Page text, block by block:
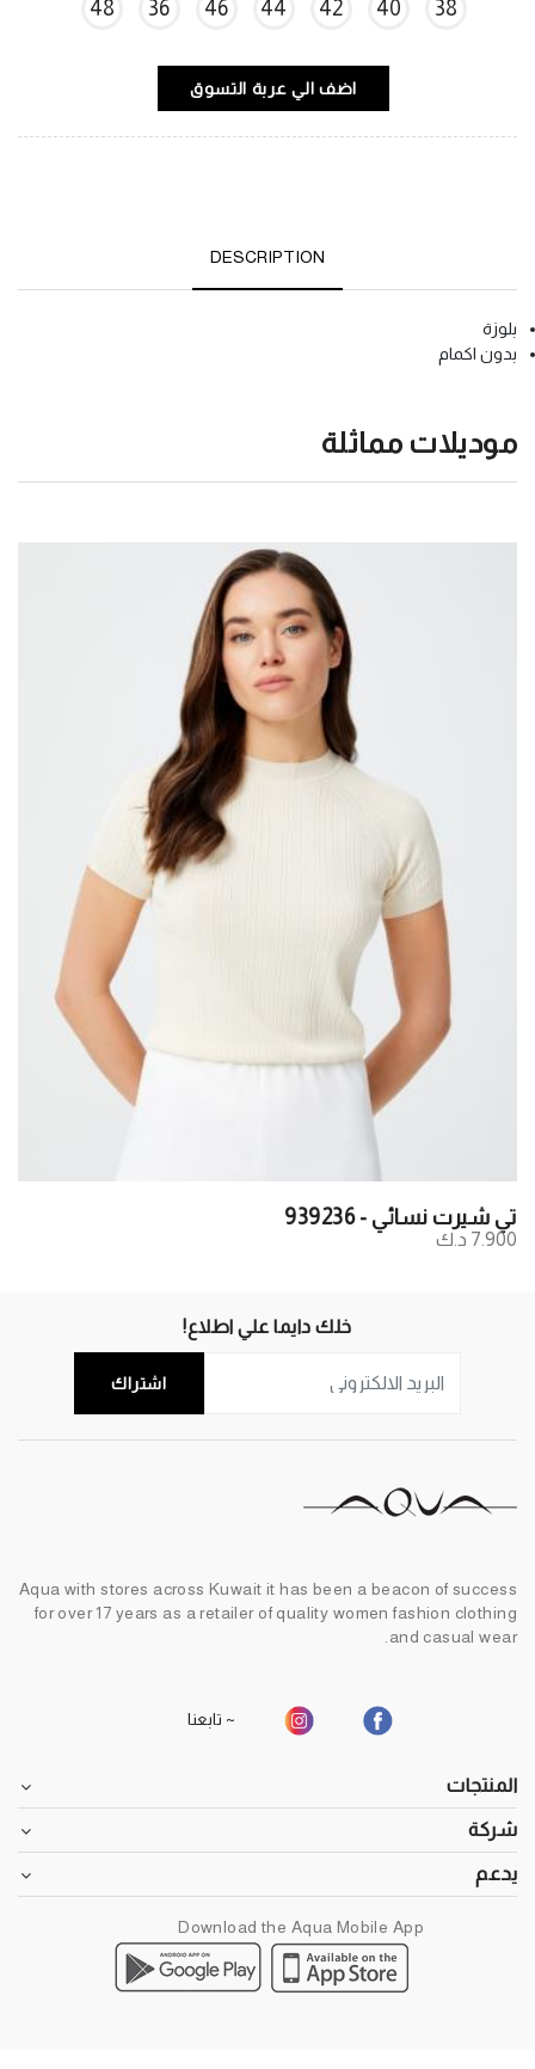
38
40
42
44
46
36
48
اضف الي عربة التسوق
DESCRIPTION
بلوزة
بدون اكمام
موديلات مماثلة
تي شيرت نسائي - 939236
7.900 د.ك
خلك دايما علي اطلاع!
اشتراك
Aqua with stores across Kuwait it has been a beacon of success
for over 17 years as a retailer of quality women fashion clothing
and casual wear.
~ تابعنا
المنتجات
شركة
يدعم
Download the Aqua Mobile App